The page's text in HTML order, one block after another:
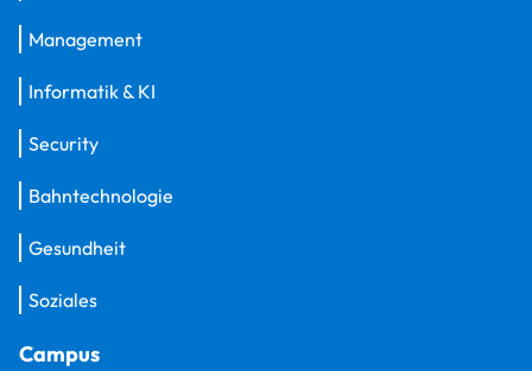
Management
Informatik & KI
Security
Bahntechnologie
Gesundheit
Soziales
Campus